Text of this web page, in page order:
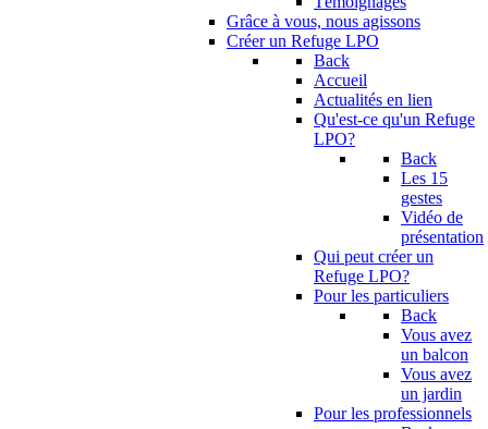
Grâce à vous, nous agissons
Créer un Refuge LPO
Back
Accueil
Actualités en lien
Qu'est-ce qu'un Refuge
LPO?
Back
Les 15
gestes
Vidéo de
présentation
Qui peut créer un
Refuge LPO?
Pour les particuliers
Back
Vous avez
un balcon
Vous avez
un jardin
Pour les professionnels